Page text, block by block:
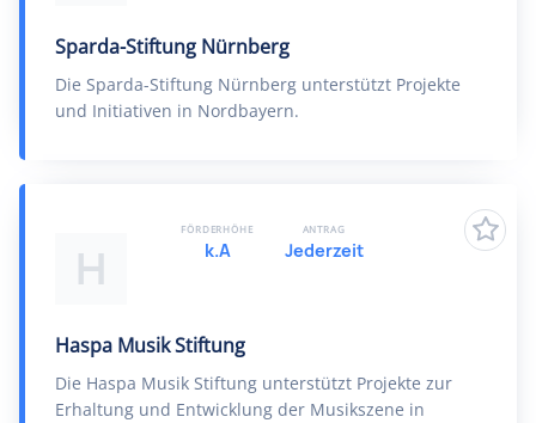
Sparda-Stiftung Nürnberg
Die Sparda-Stiftung Nürnberg unterstützt Projekte
und Initiativen in Nordbayern.
H
Haspa Musik Stiftung
Die Haspa Musik Stiftung unterstützt Projekte zur
Erhaltung und Entwicklung der Musikszene in
FÖRDERHÖHE
k.A
ANTRAG
Jederzeit